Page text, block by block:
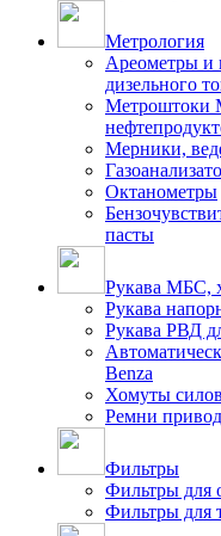
Метрология
Ареометры и
дизельного
Метроштоки
Мерники,
Октанометры
пасты
Рукава МБС,
Рукава
Рукава РВД
Benza
Хомуты
Ремни
Фильтры
Фильтры для
Фильтры для